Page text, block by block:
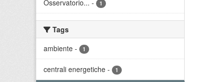
Osservatorio... - 1
Tags
ambiente - 1
centrali energetiche - 1